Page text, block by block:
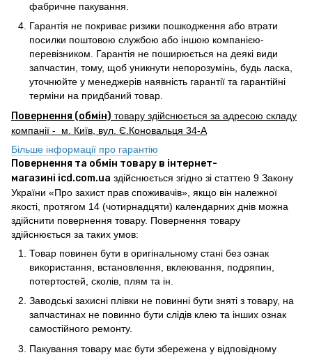
фабричне пакування.
Гарантія не покриває ризики пошкодження або втрати
посилки поштовою службою або іншою компанією-
перевізником. Гарантія не поширюється на деякі види
запчастин, тому, щоб уникнути непорозумінь, будь ласка,
уточнюйте у менеджерів наявність гарантії та гарантійні
терміни на придбаний товар.
Повернення (обмін) товару здійснюється за адресою складу
компанії - м. Київ, вул. Є.Коновальця 34-А
Більше інформації про гарантію
Повернення та обмін товару в інтернет-
магазині icd.com.ua здійснюється згідно зі статтею 9 Закону
України «Про захист прав споживачів», якщо він належної
якості, протягом 14 (чотирнадцяти) календарних днів можна
здійснити повернення товару. Повернення товару
здійснюється за таких умов:
Товар повинен бути в оригінальному стані без ознак
використання, встановлення, вклеювання, подряпин,
потертостей, сколів, плям та ін.
Заводські захисні плівки не повинні бути зняті з товару, на
запчастинах не повинно бути слідів клею та інших ознак
самостійного ремонту.
Пакування товару має бути збережена у відповідному